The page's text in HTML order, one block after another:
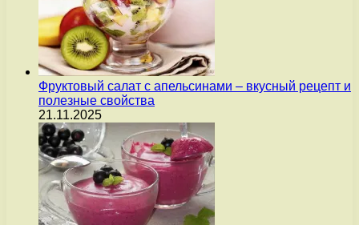
Фруктовый салат с апельсинами – вкусный рецепт и
полезные свойства
21.11.2025